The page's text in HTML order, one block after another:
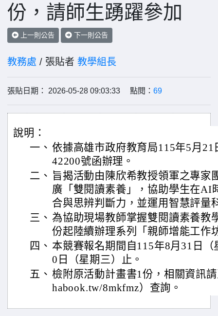
份，請師生踴躍參加
上一則公告 下一則公告
教務處 / 張貼者 教學組長
張貼日期： 2026-05-28 09:03:33 點閱： 69
說明：
一、 依據高雄市政府教育局115年5月
42200號函辦理。
二、 旨揭活動由陳欣希教授領軍之專家
廣「雙閱讀素養」，協助學生在AI
合與思辨判斷力，並運用智慧評量
三、 為協助現場教師掌握雙閱讀素養教
份起陸續辦理系列「親師增能工作
四、 本競賽報名期間自115年8月31日
0日（星期三）止。
五、 檢附原活動計畫書1份，相關資訊
habook.tw/8mkfmz）查詢。